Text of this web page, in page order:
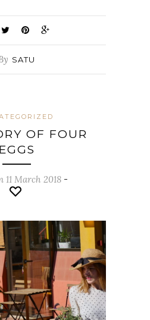
SATU
OF FOUR
EGGS
11 March 2018 -